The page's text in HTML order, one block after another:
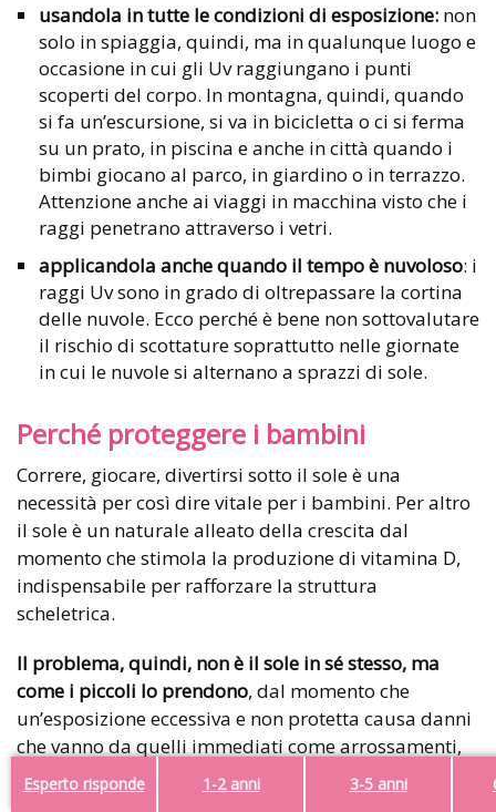
Esperto risponde 1-2 anni 3-5 anni
usandola in tutte le condizioni di esposizione: non
solo in spiaggia, quindi, ma in qualunque luogo e
occasione in cui gli Uv raggiungano i punti
scoperti del corpo. In montagna, quindi, quando
si fa un’escursione, si va in bicicletta o ci si ferma
su un prato, in piscina e anche in città quando i
bimbi giocano al parco, in giardino o in terrazzo.
Attenzione anche ai viaggi in macchina visto che i
raggi penetrano attraverso i vetri.
applicandola anche quando il tempo è nuvoloso: i
raggi Uv sono in grado di oltrepassare la cortina
delle nuvole. Ecco perché è bene non sottovalutare
il rischio di scottature soprattutto nelle giornate
in cui le nuvole si alternano a sprazzi di sole.
Perché proteggere i bambini
Correre, giocare, divertirsi sotto il sole è una
necessità per così dire vitale per i bambini. Per altro
il sole è un naturale alleato della crescita dal
momento che stimola la produzione di vitamina D,
indispensabile per rafforzare la struttura
scheletrica.
Il problema, quindi, non è il sole in sé stesso, ma
come i piccoli lo prendono, dal momento che
un’esposizione eccessiva e non protetta causa danni
che vanno da quelli immediati come arrossamenti,
irritazioni, eritemi solari e pericolose
scottature
a quelli non visibili ma con conseguenze per il